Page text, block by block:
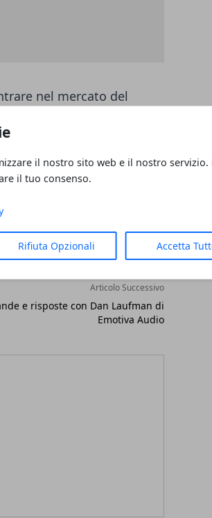
il nostro sito web e il nostro servizio.
il tuo consenso.
Rifiuta Opzionali Accetta
nel mercato del
Articolo Successivo
e risposte con Dan Laufman di
Emotiva Audio